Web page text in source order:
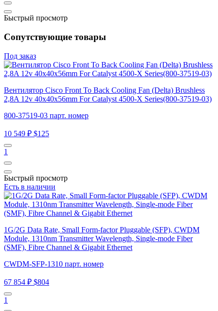
Быстрый просмотр
Сопутствующие товары
Под заказ
Вентилятор Cisco Front To Back Cooling Fan (Delta) Brushless
2,8A 12v 40x40x56mm For Catalyst 4500-X Series(800-37519-03)
800-37519-03 парт. номер
10 549 ₽ $125
1
Быстрый просмотр
Есть в наличии
1G/2G Data Rate, Small Form-factor Pluggable (SFP), CWDM
Module, 1310nm Transmitter Wavelength, Single-mode Fiber
(SMF), Fibre Channel & Gigabit Ethernet
CWDM-SFP-1310 парт. номер
67 854 ₽ $804
1